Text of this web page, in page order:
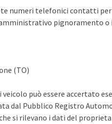
numeri telefonici contatti per
pignoramento o
(TO)
può essere accertato
dal Pubblico Registro
si rilevano i dati del